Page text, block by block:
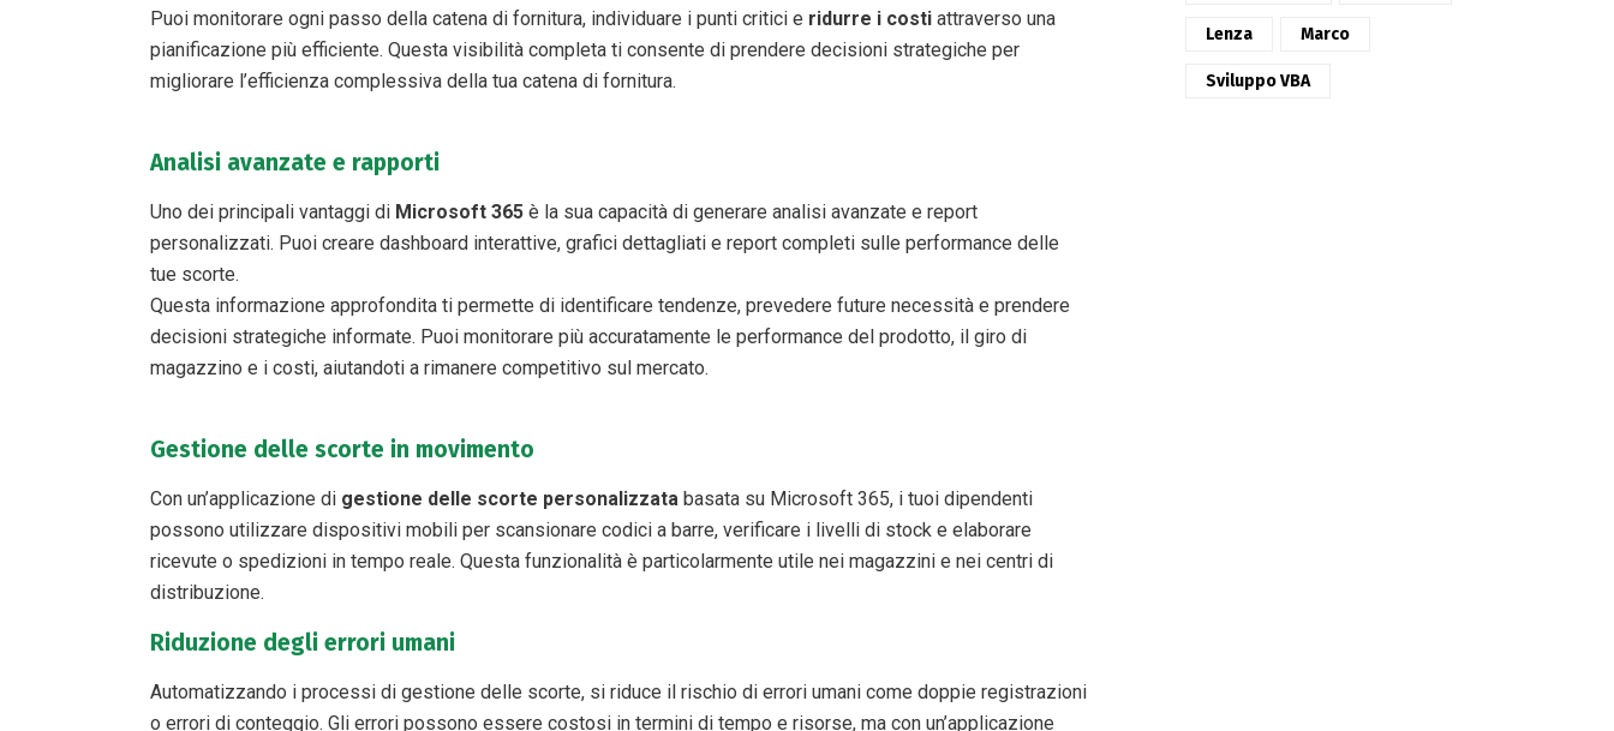
Puoi monitorare ogni passo della catena di fornitura, individuare i punti critici e ridurre i costi attraverso una
pianificazione più efficiente. Questa visibilità completa ti consente di prendere decisioni strategiche per
migliorare l’efficienza complessiva della tua catena di fornitura.
Analisi avanzate e rapporti​
Uno dei principali vantaggi di Microsoft 365 è la sua capacità di generare analisi avanzate e report
personalizzati. Puoi creare dashboard interattive, grafici dettagliati e report completi sulle performance delle
tue scorte.
Questa informazione approfondita ti permette di identificare tendenze, prevedere future necessità e prendere
decisioni strategiche informate. Puoi monitorare più accuratamente le performance del prodotto, il giro di
magazzino e i costi, aiutandoti a rimanere competitivo sul mercato.
Gestione delle scorte in movimento​
Con un’applicazione di gestione delle scorte personalizzata basata su Microsoft 365, i tuoi dipendenti
possono utilizzare dispositivi mobili per scansionare codici a barre, verificare i livelli di stock e elaborare
ricevute o spedizioni in tempo reale. Questa funzionalità è particolarmente utile nei magazzini e nei centri di
distribuzione.
Riduzione degli errori umani
Automatizzando i processi di gestione delle scorte, si riduce il rischio di errori umani come doppie registrazioni
o errori di conteggio. Gli errori possono essere costosi in termini di tempo e risorse, ma con un’applicazione
Lenza Marco
Sviluppo VBA